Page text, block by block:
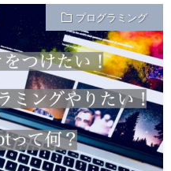
プログラミング